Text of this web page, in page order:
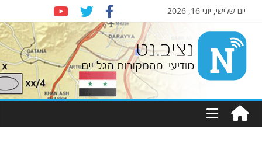
יום שלישי, יוני 16, 2026
Nziv.net
מודיעין
מהמקורות